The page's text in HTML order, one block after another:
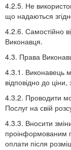
4.2.5. Не
що надаються
4.2.6. Самостійно
Виконавця.
4.3. Права
4.3.1. Виконавець
відповідно до
4.3.2. Проводити
Послуг на свій
4.3.3. Вносити
проінформованим
оплати після